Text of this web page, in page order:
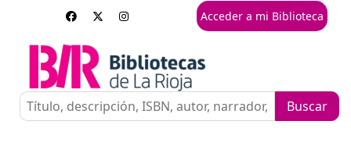
Acceder a mi Biblioteca